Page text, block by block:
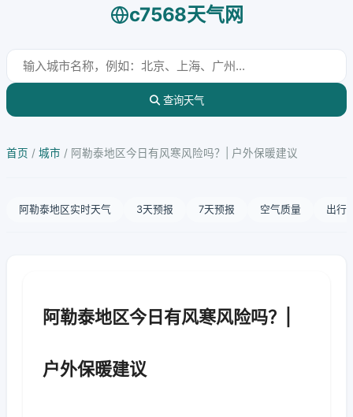
c7568天气网
查询天气
首页 / 城市 / 阿勒泰地区今日有风寒风险吗？| 户外保暖建议
阿勒泰地区实时天气 3天预报 7天预报 空气质量 出行
阿勒泰地区今日有风寒风险吗？|
户外保暖建议